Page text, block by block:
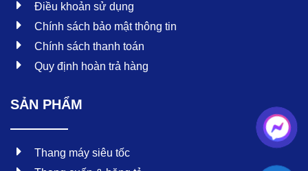
Điều khoản sử dụng
Chính sách bảo mật thông tin
Chính sách thanh toán
Quy định hoàn trả hàng
SẢN PHẨM
Thang máy siêu tốc